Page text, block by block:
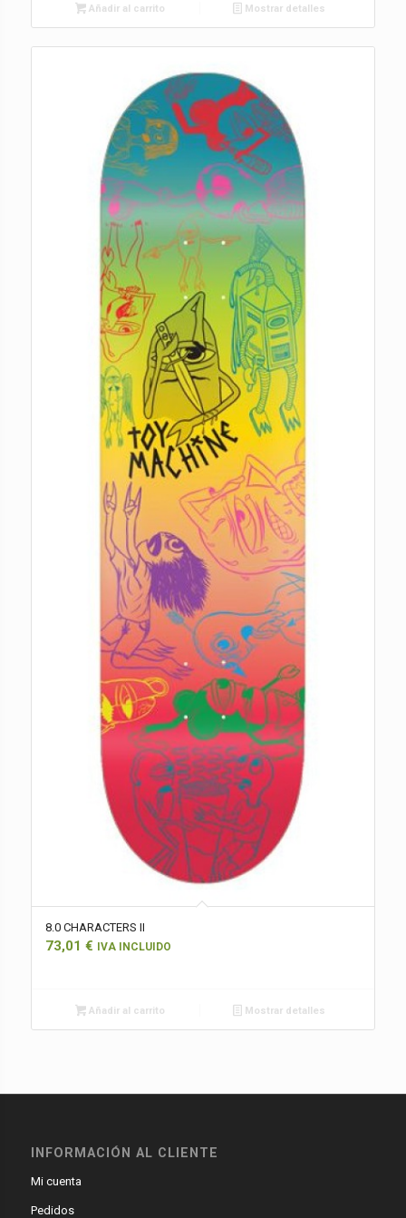
Añadir al carrito Mostrar detalles
8.0 CHARACTERS II
73,01 € IVA INCLUIDO
Añadir al carrito Mostrar detalles
INFORMACIÓN AL CLIENTE
Mi cuenta
Pedidos